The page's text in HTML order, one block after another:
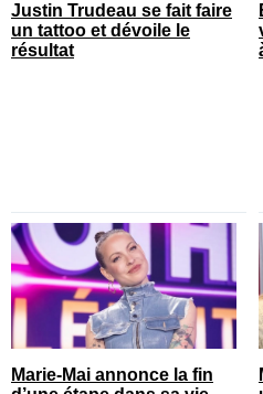
Justin Trudeau se fait faire
un tattoo et dévoile le
résultat
Marie-Mai annonce la fin